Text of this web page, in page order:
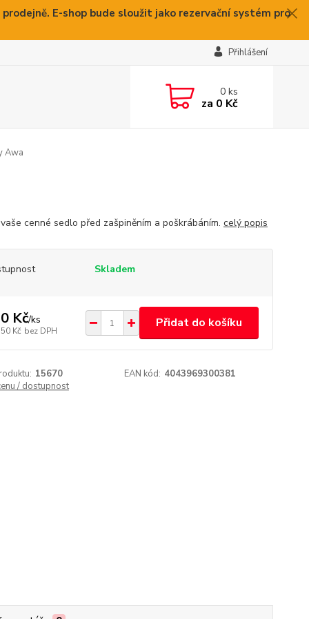
E-shop bude sloužit jako rezervační systém pro
Přihlášení
0ks
za 0 Kč
Awa
cenné sedlo před zašpiněním a poškrábáním. celý popis
Skladem
Kč/ks
Kč bez DPH
Přidat do košíku
15670 EAN kód: 4043969300381
/ dostupnost